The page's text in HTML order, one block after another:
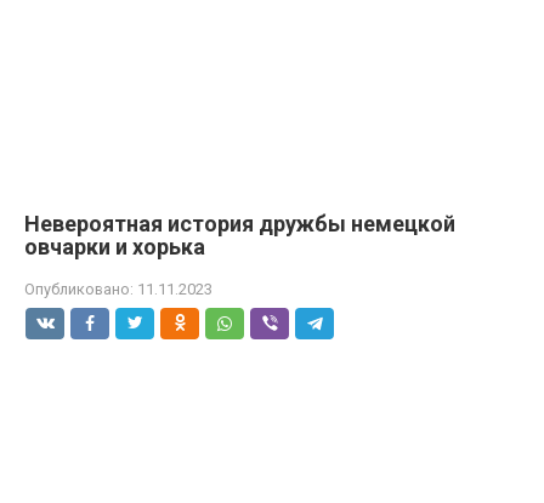
Невероятная история дружбы немецкой
овчарки и хорька
Опубликовано: 11.11.2023